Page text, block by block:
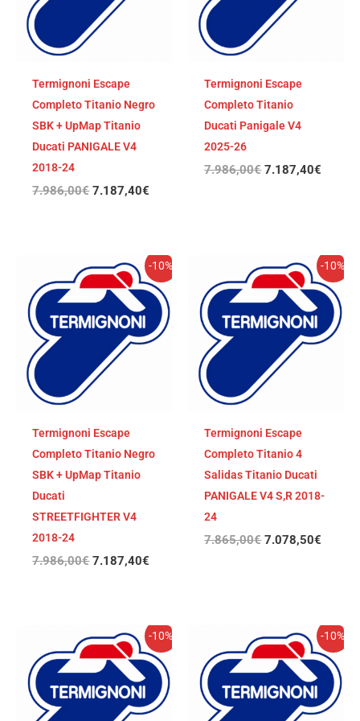
Termignoni Escape
Completo Titanio Negro
SBK + UpMap Titanio
Ducati PANIGALE V4
2018-24
7.986,00€ 7.187,40€
Termignoni Escape
Completo Titanio
Ducati Panigale V4
2025-26
7.986,00€ 7.187,40€
-10%
Termignoni Escape
Completo Titanio Negro
SBK + UpMap Titanio
Ducati
STREETFIGHTER V4
2018-24
7.986,00€
precio
original
era:
7.986,00€.
7.187,40€
El
precio
actual
es:
7.187,40€.
-10%
Termignoni Escape
Completo Titanio 4
Salidas Titanio Ducati
PANIGALE V4 S,R 2018-
24
7.865,00€
precio
original
era:
7.865,00€.
7.078,50€
El
precio
actual
es:
-10%
precio
original
era:
7.865,00€.
El
precio
actual
es:
7.078,50€.
-10%
precio
original
era:
7.865,00€.
El
precio
actual
es: